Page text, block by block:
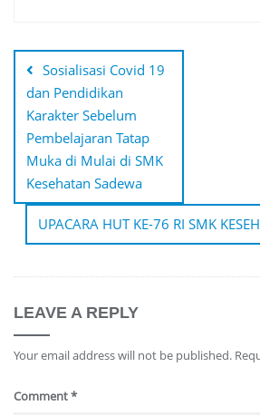
navigation
Sosialisasi Covid 19
dan Pendidikan
Karakter Sebelum
Pembelajaran Tatap
Muka di Mulai di SMK
Kesehatan Sadewa
UPACARA HUT KE-76 RI SMK
LEAVE A REPLY
Your email address will not be published.
Comment*